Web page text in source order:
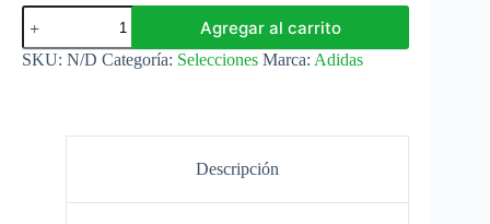
Selección
Gales
Camiseta
Local
Agregar al carrito
SKU: N/D Categoría: Selecciones Marca: Adidas
Descripción